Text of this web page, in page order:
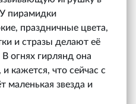
пирамидки
праздничные цвета,
и стразы делают её
огнях гирлянд она
и кажется, что сейчас с
маленькая звезда и